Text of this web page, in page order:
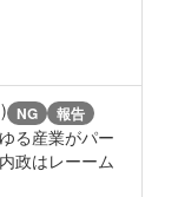
NG 報告
る産業がパー
政はレーーム